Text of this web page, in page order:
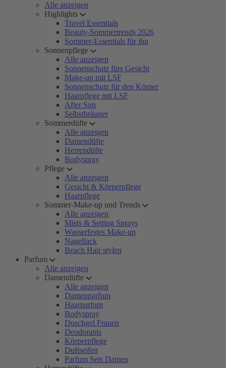
Alle anzeigen
Highlights
Travel Essentials
Beauty-Sommertrends 2026
Sommer-Essentials für ihn
Sonnenpflege
Alle anzeigen
Sonnenschutz fürs Gesicht
Make-up mit LSF
Sonnenschutz für den Körper
Haarpflege mit LSF
After Sun
Selbstbräuner
Sommerdüfte
Alle anzeigen
Damendüfte
Herrendüfte
Bodyspray
Pflege
Alle anzeigen
Gesicht & Körperpflege
Haarpflege
Sommer-Make-up und Trends
Alle anzeigen
Mists & Setting Sprays
Wasserfestes Make-up
Nagellack
Beach Hair stylen
Parfum
Alle anzeigen
Damendüfte
Alle anzeigen
Damenparfum
Haarparfum
Bodyspray
Duschgel Frauen
Deodorants
Körperpflege
Duftseifen
Parfum Sets Damen